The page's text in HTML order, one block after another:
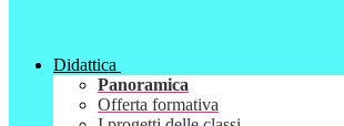
Didattica
Panoramica
Offerta formativa